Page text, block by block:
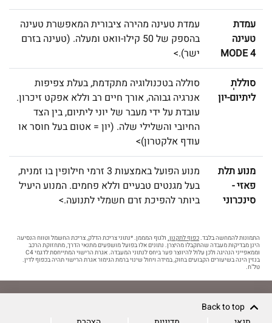
עמדת
טעינה
MODE 4
עמדת טעינה מהירה ציבורית המאפשרת טעינה
בהספק של 50 קילו-וואט ומעלה. (טעינה בזרם
ישר).>
סוללתְ
ליתיום-יון
סוללה בטכנולוגיה מתקדמת, בעלת צפיפות
אנרגיה גבוהה, אורך חיים רב וללא אפקט זיכרון.
עובדת על ידי מעבר של יוני ליתיום, בין הצד
החיובי והשלילי שלה. (יון = אטום בעל חוסר או
עודף אלקטרון)>
מנוע תלת
פאזי -
סינכרוני
מנוע הפועל באמצעות 3 זרמי חילופין בו זמנית,
בעל מגנטים טבעיים וללא פחמים. המנוע היעיל
ביותר להפיכת זרם חשמלי לתנועה.>
התמונות להמחשה בלבד.כפוף לתקנון. ולגוף המממן. *נתוני צריכת הדלק, צריכת החשמל וטווח הנסיעה
הינן מבדיקות מעבדה שהתקבלו מהיצרן. נתונים אלו בפועל מושפעים מתנאי הדרך, מתחזוקת הרכב
וממאפייני הנהיגה ולכן עלול להיווצר פער ביחס לנתוני המעבדה. אגרת הרישוי המתייחסת לדגמי C4
בנזין הינה בשיעורים הקבועים בחוק, במידה ויחול שינוי ברמת הגימור אגרת הרישוי תהיה בכפוף לדין.
טל"ח.
Back to top